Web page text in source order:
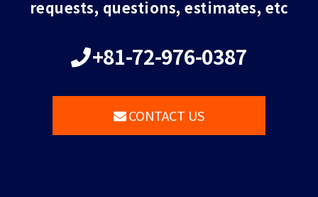
requests, questions, estimates, etc
+81-72-976-0387
CONTACT US